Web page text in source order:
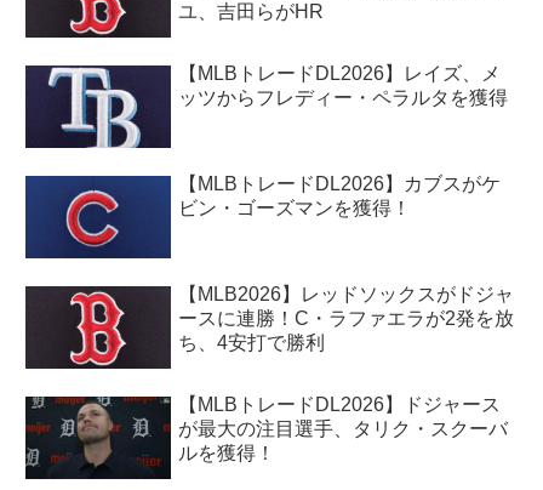
ユ、吉田らがHR
【MLBトレードDL2026】レイズ、メ
ッツからフレディー・ペラルタを獲得
【MLBトレードDL2026】カブスがケ
ビン・ゴーズマンを獲得！
【MLB2026】レッドソックスがドジャ
ースに連勝！C・ラファエラが2発を放
ち、4安打で勝利
【MLBトレードDL2026】ドジャース
が最大の注目選手、タリク・スクーバ
ルを獲得！